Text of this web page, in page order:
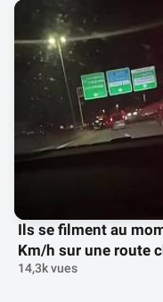
Ils se filment au
Km/h sur une route
14,3k vues